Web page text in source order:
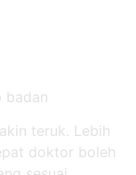
badan
teruk. Lebih
doktor boleh